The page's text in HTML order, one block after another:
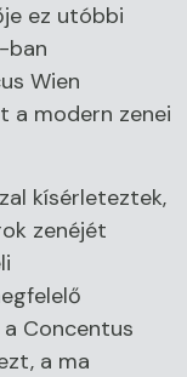
ez utóbbi
ban
Wien
modern zenei
kísérleteztek,
zenéjét
Concentus
a ma